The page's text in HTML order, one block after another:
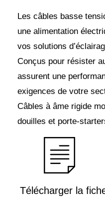
Les câbles basse
une alimentation
vos solutions
Conçus pour résister
assurent une
exigences de votre
Câbles à âme rigide
douilles et porte-
Télécharger la